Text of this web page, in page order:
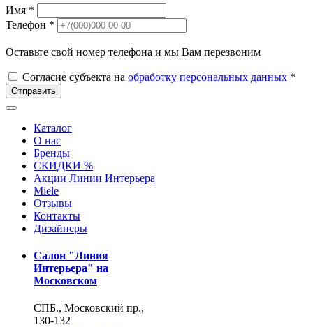
Имя *
Телефон *
Оставьте свой номер телефона и мы Вам перезвоним
Согласие субъекта на обработку персональных данных *
Отправить
Каталог
О нас
Бренды
СКИДКИ %
Акции Линии Интерьера
Miele
Отзывы
Контакты
Дизайнеры
Салон "Линия
Интерьера" на
Московском
СПБ., Московский пр.,
130-132